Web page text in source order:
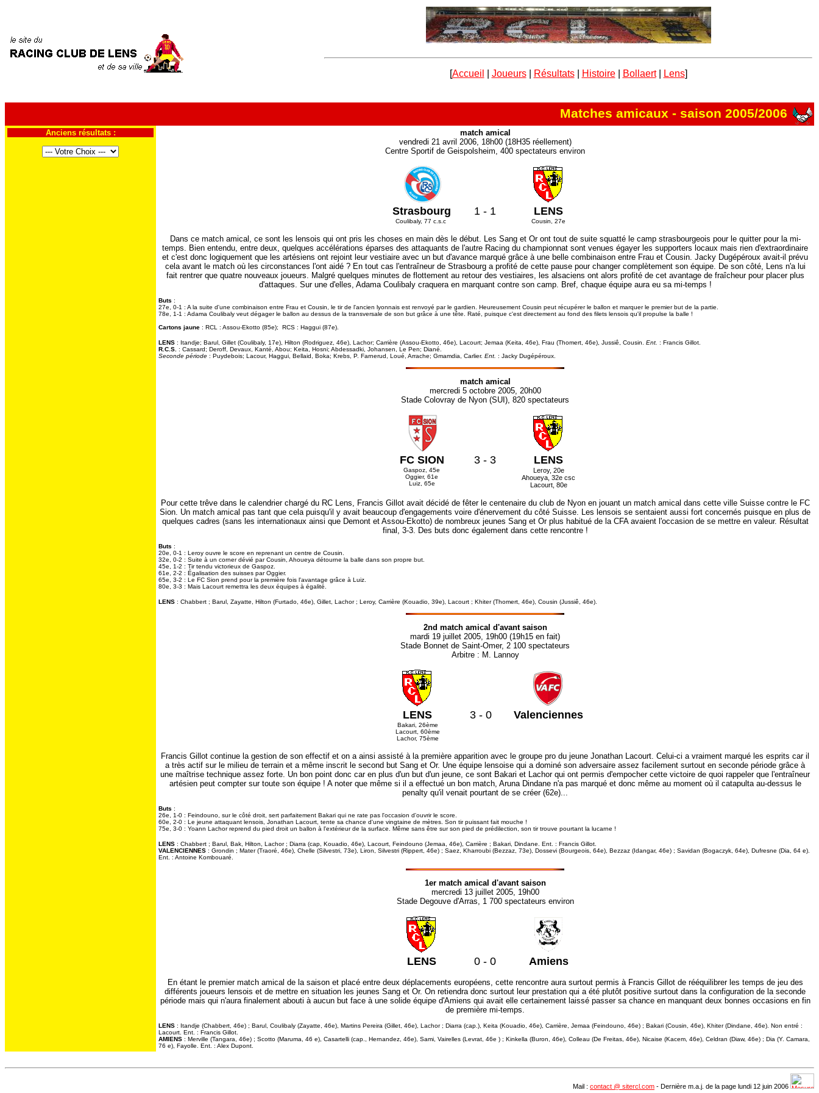
[Accueil Joueurs| Résultats| Histoire| Bollaert| Lens]
Matches amicaux - saison 2005/2006
Anciens résultats :
match amical
vendredi 21 avril 2006, 18h00 (18H35 réellement)
Centre Sportif de Geispolsheim, 400 spectateurs environ
Strasbourg
Coulibaly, 77 c.s.c
1 - 1 LENS
Cousin, 27e
Dans ce match amical, ce sont les lensois qui ont pris les choses en main dès le début. Les Sang et Or ont tout de suite squatté le camp strasbourgeois pour le quitter pour la mi-
temps. Bien entendu, entre deux, quelques accélérations éparses des attaquants de l'autre Racing du championnat sont venues égayer les supporters locaux mais rien d'extraordinaire
et c'est donc logiquement que les artésiens ont rejoint leur vestiaire avec un but d'avance marqué grâce à une belle combinaison entre Frau et Cousin. Jacky Dugépéroux avait-il prévu
cela avant le match où les circonstances l'ont aidé ? En tout cas l'entraîneur de Strasbourg a profité de cette pause pour changer complètement son équipe. De son côté, Lens n'a lui
fait rentrer que quatre nouveaux joueurs. Malgré quelques minutes de flottement au retour des vestiaires, les alsaciens ont alors profité de cet avantage de fraîcheur pour placer plus
d'attaques. Sur une d'elles, Adama Coulibaly craquera en marquant contre son camp. Bref, chaque équipe aura eu sa mi-temps !
Buts :
27e, 0-1 : A la suite d'une combinaison entre Frau et Cousin, le tir de l'ancien lyonnais est renvoyé par le gardien. Heureusement Cousin peut récupérer le ballon et marquer le premier but de la partie.
78e, 1-1 : Adama Coulibaly veut dégager le ballon au dessus de la transversale de son but grâce à une tête. Raté, puisque c'est directement au fond des filets lensois qu'il propulse la balle !
Cartons jaune : RCL : Assou-Ekotto (85e); RCS : Haggui (87e).
LENS : Itandje; Barul, Gillet (Coulibaly, 17e), Hilton (Rodriguez, 46e), Lachor; Carrière (Assou-Ekotto, 46e), Lacourt; Jemaa (Keita, 46e), Frau (Thomert, 46e), Jussiê, Cousin. Ent. : Francis Gillot.
R.C.S. : Cassard; Deroff, Devaux, Kanté, Abou; Keita, Hosni; Abdessadki, Johansen, Le Pen; Diané.
Seconde période : Puydebois; Lacour, Haggui, Bellaid, Boka; Krebs, P. Farnerud, Loué, Arrache; Gmamdia, Carlier. Ent. : Jacky Dugépéroux.
match amical
mercredi 5 octobre 2005, 20h00
Stade Colovray de Nyon (SUI), 820 spectateurs
FC SION
Gaspoz, 45e
Oggier, 61e
Luiz, 65e
3 - 3 LENS
Leroy, 20e
Ahoueya, 32e csc
Lacourt, 80e
Pour cette trêve dans le calendrier chargé du RC Lens, Francis Gillot avait décidé de fêter le centenaire du club de Nyon en jouant un match amical dans cette ville Suisse contre le FC
Sion. Un match amical pas tant que cela puisqu'il y avait beaucoup d'engagements voire d'énervement du côté Suisse. Les lensois se sentaient aussi fort concernés puisque en plus de
quelques cadres (sans les internationaux ainsi que Demont et Assou-Ekotto) de nombreux jeunes Sang et Or plus habitué de la CFA avaient l'occasion de se mettre en valeur. Résultat
final, 3-3. Des buts donc également dans cette rencontre !
Buts :
20e, 0-1 : Leroy ouvre le score en reprenant un centre de Cousin.
32e, 0-2 : Suite à un corner dévié par Cousin, Ahoueya détourne la balle dans son propre but.
45e, 1-2 : Tir tendu victorieux de Gaspoz.
61e, 2-2 : Égalisation des suisses par Oggier.
65e, 3-2 : Le FC Sion prend pour la première fois l'avantage grâce à Luiz.
80e, 3-3 : Mais Lacourt remettra les deux équipes à égalité.
LENS : Chabbert ; Barul, Zayatte, Hilton (Furtado, 46e), Gillet, Lachor ; Leroy, Carrière (Kouadio, 39e), Lacourt ; Khiter (Thomert, 46e), Cousin (Jussiê, 46e).
2nd match amical d'avant saison
mardi 19 juillet 2005, 19h00 (19h15 en fait)
Stade Bonnet de Saint-Omer, 2 100 spectateurs
Arbitre : M. Lannoy
LENS
Bakari, 26ème
Lacourt, 60ème
Lachor, 75ème
3 - 0 Valenciennes
Francis Gillot continue la gestion de son effectif et on a ainsi assisté à la première apparition avec le groupe pro du jeune Jonathan Lacourt. Celui-ci a vraiment marqué les esprits car il
a très actif sur le milieu de terrain et a même inscrit le second but Sang et Or. Une équipe lensoise qui a dominé son adversaire assez facilement surtout en seconde période grâce à
une maîtrise technique assez forte. Un bon point donc car en plus d'un but d'un jeune, ce sont Bakari et Lachor qui ont permis d'empocher cette victoire de quoi rappeler que l'entraîneur
artésien peut compter sur toute son équipe ! A noter que même si il a effectué un bon match, Aruna Dindane n'a pas marqué et donc même au moment où il catapulta au-dessus le
penalty qu'il venait pourtant de se créer (62e)...
Buts :
26e, 1-0 : Feindouno, sur le côté droit, sert parfaitement Bakari qui ne rate pas l'occasion d'ouvrir le score.
60e, 2-0 : Le jeune attaquant lensois, Jonathan Lacourt, tente sa chance d'une vingtaine de mètres. Son tir puissant fait mouche !
75e, 3-0 : Yoann Lachor reprend du pied droit un ballon à l'extérieur de la surface. Même sans être sur son pied de prédilection, son tir trouve pourtant la lucarne !
LENS : Chabbert ; Barul, Bak, Hilton, Lachor ; Diarra (cap, Kouadio, 46e), Lacourt, Feindouno (Jemaa, 46e), Carrière ; Bakari, Dindane. Ent. : Francis Gillot.
VALENCIENNES : Grondin ; Mater (Traoré, 46e), Chelle (Silvestri, 73e), Liron, Silvestri (Rippert, 46e) ; Saez, Kharroubi (Bezzaz, 73e), Dossevi (Bourgeois, 64e), Bezzaz (Idangar, 46e) ; Savidan (Bogaczyk, 64e), Dufresne (Dia, 64 e).
Ent. : Antoine Kombouaré.
1er match amical d'avant saison
mercredi 13 juillet 2005, 19h00
Stade Degouve d'Arras, 1 700 spectateurs environ
LENS 0 - 0 Amiens
En étant le premier match amical de la saison et placé entre deux déplacements européens, cette rencontre aura surtout permis à Francis Gillot de rééquilibrer les temps de jeu des
différents joueurs lensois et de mettre en situation les jeunes Sang et Or. On retiendra donc surtout leur prestation qui a été plutôt positive surtout dans la configuration de la seconde
période mais qui n'aura finalement abouti à aucun but face à une solide équipe d'Amiens qui avait elle certainement laissé passer sa chance en manquant deux bonnes occasions en fin
de première mi-temps.
LENS : Itandje (Chabbert, 46e) ; Barul, Coulibaly (Zayatte, 46e), Martins Pereira (Gillet, 46e), Lachor ; Diarra (cap.), Keita (Kouadio, 46e), Carrière, Jemaa (Feindouno, 46e) ; Bakari (Cousin, 46e), Khiter (Dindane, 46e). Non entré :
Lacourt. Ent. : Francis Gillot.
AMIENS : Merville (Tangara, 46e) ; Scotto (Maruma, 46 e), Casartelli (cap., Hernandez, 46e), Sami, Vairelles (Levrat, 46e ) ; Kinkella (Buron, 46e), Colleau (De Freitas, 46e), Nicaise (Kacem, 46e), Celdran (Diaw, 46e) ; Dia (Y. Camara,
76 e), Fayolle. Ent. : Alex Dupont.
Mail : contact @ sitercl.com - Dernière m.a.j. de la page lundi 12 juin 2006